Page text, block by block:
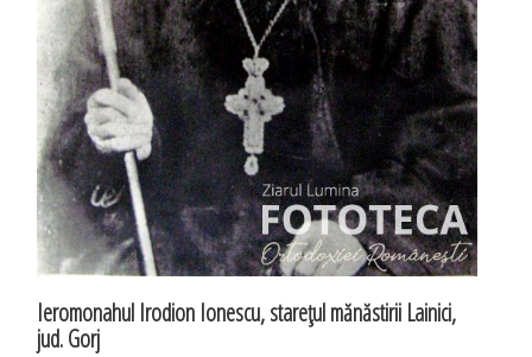
Ieromonahul Irodion Ionescu, stareţul mănăstirii Lainici,
jud. Gorj